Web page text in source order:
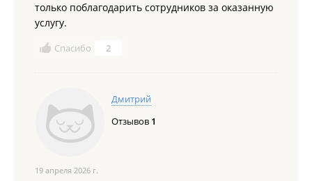
только поблагодарить сотрудников за оказанную
услугу.
Спасибо 2
Дмитрий
Отзывов 1
19 апреля 2026 г.